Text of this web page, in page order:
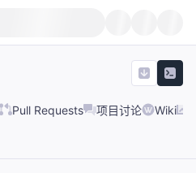
Pull Requests 项目讨论 Wiki